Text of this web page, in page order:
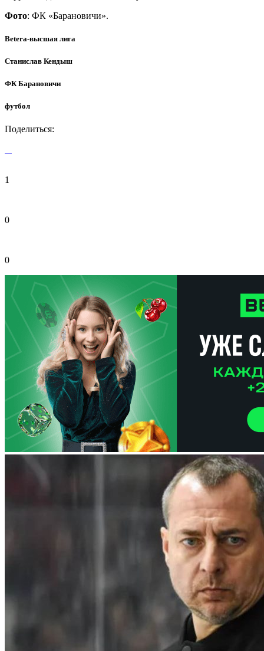
Фото: ФК «Барановичи».
Betera-высшая лига
Станислав Кендыш
ФК Барановичи
футбол
Поделиться:
1
0
0